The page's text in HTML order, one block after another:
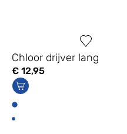
Chloor drijver lang
€ 12,95